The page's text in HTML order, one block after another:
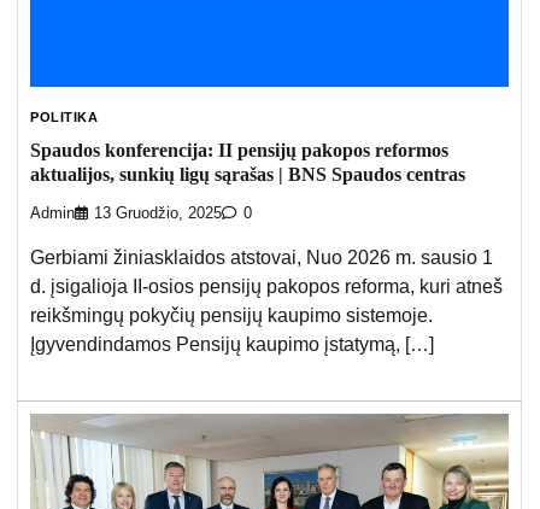
POLITIKA
Spaudos konferencija: II pensijų pakopos reformos
aktualijos, sunkių ligų sąrašas | BNS Spaudos centras
Admin 13 Gruodžio, 2025 0
Gerbiami žiniasklaidos atstovai, Nuo 2026 m. sausio 1
d. įsigalioja II-osios pensijų pakopos reforma, kuri atneš
reikšmingų pokyčių pensijų kaupimo sistemoje.
Įgyvendindamos Pensijų kaupimo įstatymą, […]